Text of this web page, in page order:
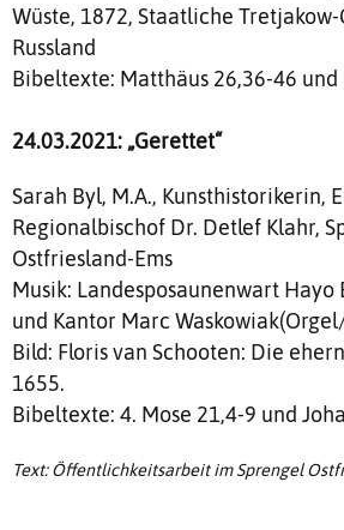
Wüste, 1872, Staatliche
Russland
Bibeltexte: Matthäus 26,36-46 und
24.03.2021: „Gerettet“
Sarah Byl, M.A., Kunsthistorikerin,
Regionalbischof Dr. Detlef Klahr,
Ostfriesland-Ems
Musik: Landesposaunenwart Hayo
und Kantor Marc
Bild: Floris van Schooten: Die
1655.
Bibeltexte: 4. Mose 21,4-9 und
Text: Öffentlichkeitsarbeit im Sprengel